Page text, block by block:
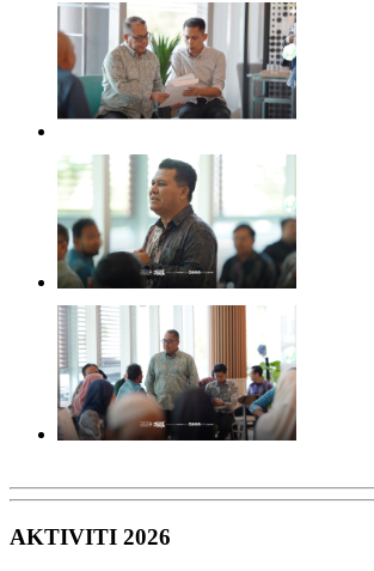
AKTIVITI 2026